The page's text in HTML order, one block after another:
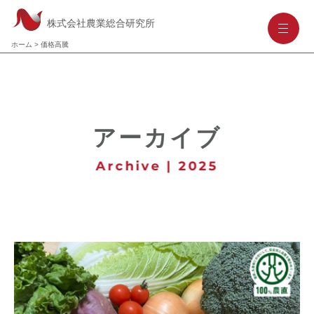
株式会社農業総合研究所
ホーム > 価格高騰
--
アーカイブ
Archive | 2025